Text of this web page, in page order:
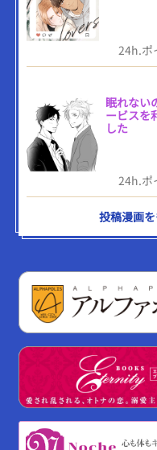
24h.ポ
眠れない
ービスを
した
24h.ポ
投稿漫画